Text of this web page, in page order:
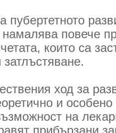
повече
които са
ход за
и особено
на